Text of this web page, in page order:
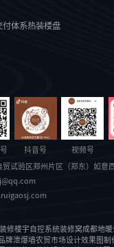
付体系热装楼盘
抖音号 视频号
贸试验区郑州片区（郑东）如意
修楼宇自控系统装修窝成都地
牌泄爆墙农贸市场设计效果图制